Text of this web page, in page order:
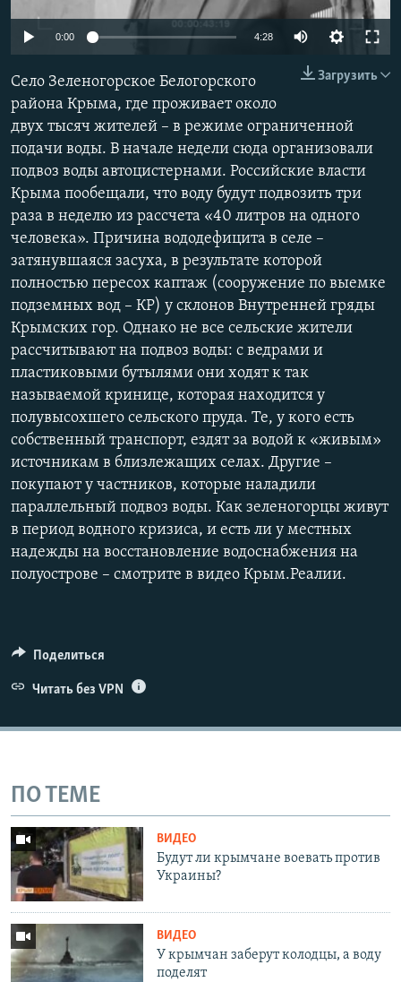
ПОБЕДИТЕЛЕЙ НЕ СУДЯТ?
ELIFBE
УКРАИНСКАЯ ПРОБЛЕМА КРЫМА
ПРИСОЕДИНЯЙТЕСЬ!
Все сайты RFE/RL
720p
0:00 4:28
240p
480p
1080p
Загрузить
Село Зеленогорское Белогорского
района Крыма, где проживает около
двух тысяч жителей – в режиме ограниченной
подачи воды. В начале недели сюда организовали
подвоз воды автоцистернами. Российские власти
Крыма пообещали, что воду будут подвозить три
раза в неделю из рассчета «40 литров на одного
человека». Причина вододефицита в селе –
затянувшаяся засуха, в результате которой
полностью пересох каптаж (сооружение по выемке
подземных вод – КР) у склонов Внутренней гряды
Крымских гор. Однако не все сельские жители
рассчитывают на подвоз воды: с ведрами и
пластиковыми бутылями они ходят к так
называемой кринице, которая находится у
полувысохшего сельского пруда. Те, у кого есть
собственный транспорт, ездят за водой к «живым»
источникам в близлежащих селах. Другие –
покупают у частников, которые наладили
параллельный подвоз воды. Как зеленогорцы живут
в период водного кризиса, и есть ли у местных
надежды на восстановление водоснабжения на
полуострове – смотрите в видео Крым.Реалии.
Поделиться
Читать без VPN
ПО ТЕМЕ
ВИДЕО
Будут ли крымчане воевать против
Украины?
ВИДЕО
У крымчан заберут колодцы, а воду
поделят